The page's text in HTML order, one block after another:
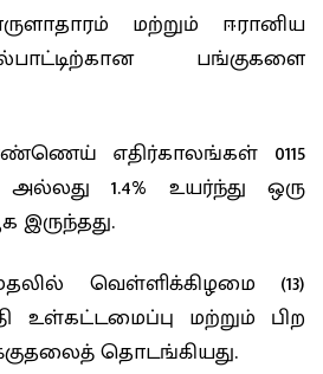
மற்றும் ஈரானிய
பங்குகளை
எதிர்காலங்கள் 0115
அல்லது 1.4% உயர்ந்து ஒரு
இருந்தது.
வெள்ளிக்கிழமை (13)
உள்கட்டமைப்பு மற்றும் பிற
தொடங்கியது.